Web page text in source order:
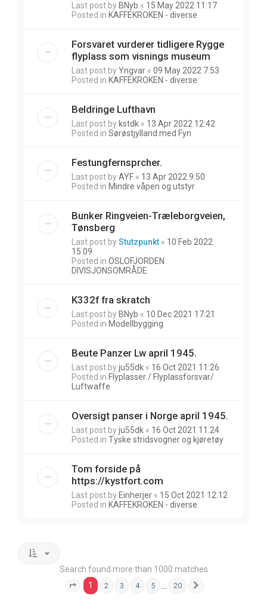
Last post by BNyb « 15 May 2022 11:17
Posted in KAFFEKROKEN - diverse
Forsvaret vurderer tidligere Rygge
flyplass som visnings museum
Last post byYngvar « 09 May 2022 7:53
Posted in KAFFEKROKEN - diverse
Beldringe Lufthavn
Last post by kstdk « 13 Apr 2022 12:42
Posted in Sørøstjylland med Fyn
Festungfernsprcher.
Last post byAYF « 13 Apr 2022 9:50
Posted in Mindre våpen og utstyr
Bunker Ringveien-Træleborgveien,
Tønsberg
Last post byStutzpunkt « 10 Feb 2022
15:09
Posted in OSLOFJORDEN
DIVISJONSOMRÅDE
K332f fra skratch
Last post by BNyb « 10 Dec 2021 17:21
Posted in Modellbygging
Beute Panzer Lw april 1945.
Last post byju55dk « 16 Oct 2021 11:26
Posted in Flyplasser / Flyplassforsvar/
Luftwaffe
Oversigt panser i Norge april 1945.
Last post byju55dk « 16 Oct 2021 11:24
Posted in Tyske stridsvogner og kjøretøy
Tom forside på
https://kystfort.com
Last post by Einherjer « 15 Oct 2021 12:12
Posted in KAFFEKROKEN - diverse
Search found more than 1000 matches
Page 1 of 20
1 2 3 4 5 20